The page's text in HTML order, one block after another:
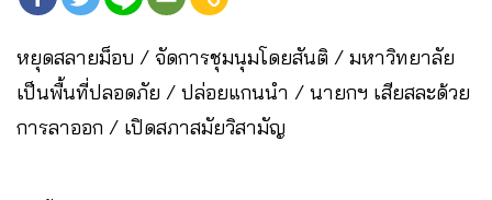
หยุดสลายม็อบ / จัดการชุมนุมโดยสันติ / มหาวิทยาลัย
เป็นพื้นที่ปลอดภัย / ปล่อยแกนนำ / นายกฯ เสียสละด้วย
การลาออก / เปิดสภาสมัยวิสามัญ